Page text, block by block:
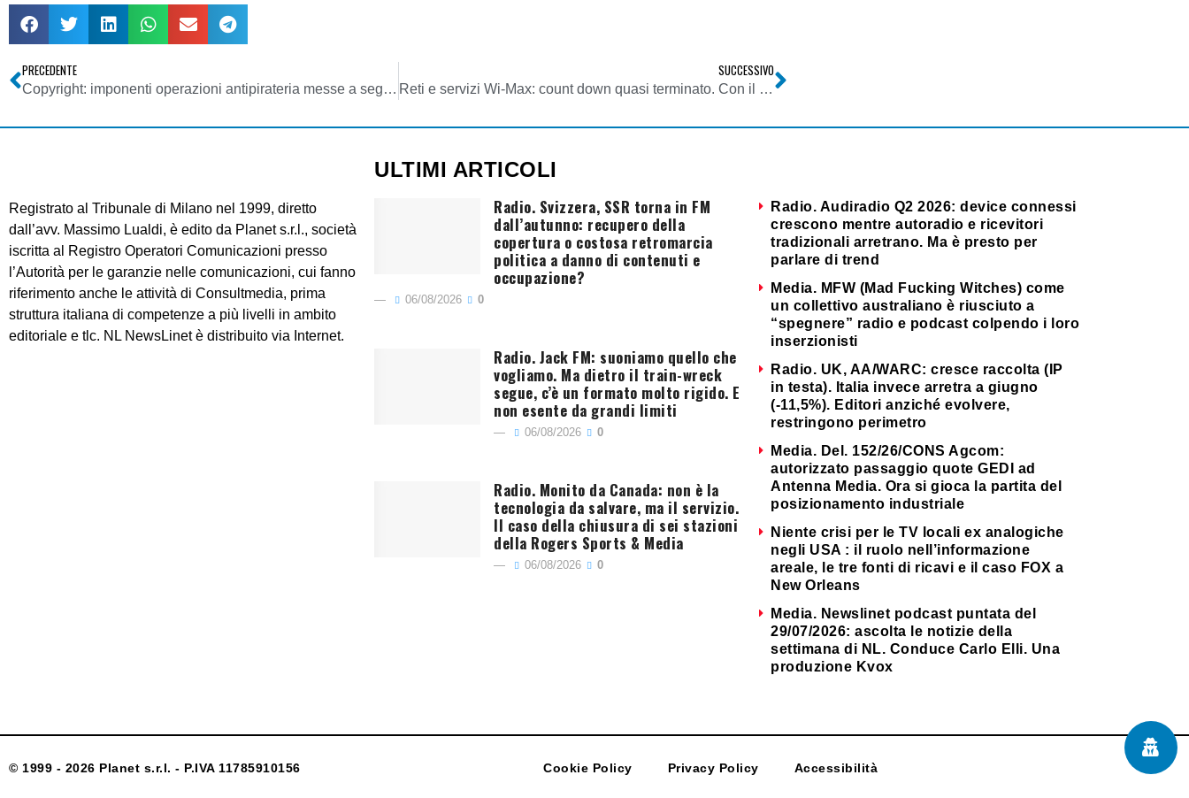
PRECEDENTE
Copyright: imponenti operazioni antipirateria messe a segno dalla Guardia di Finanza
SUCCESSIVO
Reti e servizi Wi-Max: count down quasi terminato. Con il Web 2.0 nel mirino
Registrato al Tribunale di Milano nel 1999, diretto
dall’avv. Massimo Lualdi, è edito da Planet s.r.l., società
iscritta al Registro Operatori Comunicazioni presso
l’Autorità per le garanzie nelle comunicazioni, cui fanno
riferimento anche le attività di Consultmedia, prima
struttura italiana di competenze a più livelli in ambito
editoriale e tlc. NL NewsLinet è distribuito via Internet.
ULTIMI ARTICOLI
Radio. Svizzera, SSR torna in FM
dall’autunno: recupero della
copertura o costosa retromarcia
politica a danno di contenuti e
occupazione?
06/08/2026 0
Radio. Jack FM: suoniamo quello che
vogliamo. Ma dietro il train-wreck
segue, c’è un formato molto rigido. E
non esente da grandi limiti
06/08/2026 0
Radio. Monito da Canada: non è la
tecnologia da salvare, ma il servizio.
Il caso della chiusura di sei stazioni
della Rogers Sports & Media
06/08/2026 0
Radio. Audiradio Q2 2026: device connessi
crescono mentre autoradio e ricevitori
tradizionali arretrano. Ma è presto per
parlare di trend
Media. MFW (Mad Fucking Witches) come
un collettivo australiano è riusciuto a
“spegnere” radio e podcast colpendo i loro
inserzionisti
Radio. UK, AA/WARC: cresce raccolta (IP
in testa). Italia invece arretra a giugno
(-11,5%). Editori anziché evolvere,
restringono perimetro
Media. Del. 152/26/CONS Agcom:
autorizzato passaggio quote GEDI ad
Antenna Media. Ora si gioca la partita del
posizionamento industriale
Niente crisi per le TV locali ex analogiche
negli USA : il ruolo nell’informazione
areale, le tre fonti di ricavi e il caso FOX a
New Orleans
Media. Newslinet podcast puntata del
29/07/2026: ascolta le notizie della
settimana di NL. Conduce Carlo Elli. Una
produzione Kvox
© 1999 - 2026 Planet s.r.l. - P.IVA 11785910156 Cookie Policy Privacy Policy Accessibilità